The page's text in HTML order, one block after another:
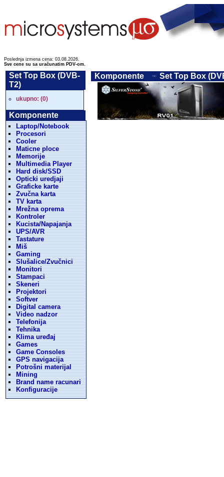
Poslednja izmena cena: 03.08.2026.
Sve cene su sa uračunatim PDV-om.
Set Top Box (DVB-
T2)
ukupno: (0)
Komponente
Laptop/Notebook
Procesori
Cooler
Maticne ploce
Memorije
Multimedia Player
Hard disk/SSD
Opticki uredjaji
Graficke karte
Zvučna karta
TV karta
Mrežna oprema
Kontroler
Kucista/Napajanja
UPS/AVR
Tastature
Miš
Gaming
Slušalice/Zvučnici
Monitori
Stampaci
Skeneri
Projektori
Softver
Digital camera
Video nadzor
Telefonija
Tehnika
Klima uređaj
Games
Game Consoles
GPS navigacija
Potrošni materijal
Mining
Brand name racunari
Konfiguracije
Komponente Set Top Box